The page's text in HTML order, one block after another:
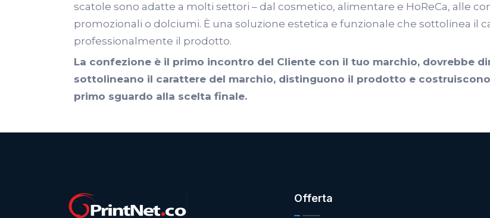
scatole sono adatte a molti settori – dal cosmetico, alimentare e HoReCa, alle
promozionali o dolciumi. È una soluzione estetica e funzionale che sottolinea il
professionalmente il prodotto.
La confezione è il primo incontro del Cliente con il tuo marchio, dovrebbe
sottolineano il carattere del marchio, distinguono il prodotto e
primo sguardo alla scelta finale.
Offerta